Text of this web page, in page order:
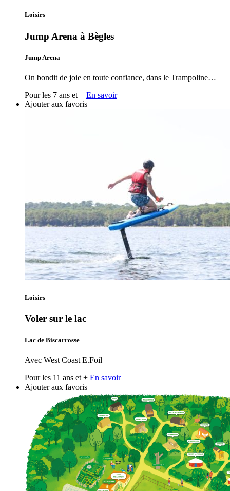
Loisirs
Jump Arena à Bègles
Jump Arena
On bondit de joie en toute confiance, dans le Trampoline…
Pour les 7 ans et + En savoir
Ajouter aux favoris
Loisirs
Voler sur le lac
Lac de Biscarrosse
Avec West Coast E.Foil
Pour les 11 ans et + En savoir
Ajouter aux favoris